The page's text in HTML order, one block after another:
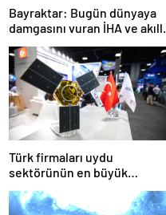
Bayraktar: Bugün dünyaya
damgasını vuran İHA ve akıllı
mühimmatlara sahibiz
Türk firmaları uydu
sektörünün en büyük
çıkardı